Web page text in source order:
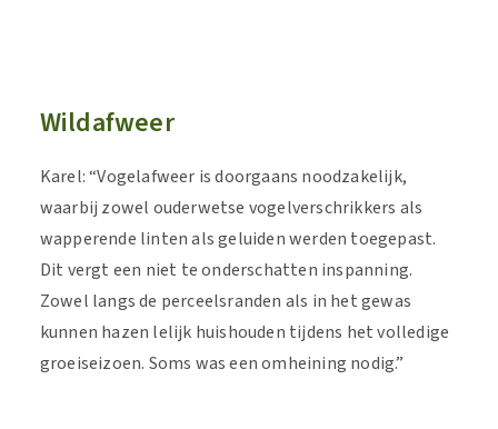
Wildafweer
Karel: “Vogelafweer is doorgaans noodzakelijk,
waarbij zowel ouderwetse vogelverschrikkers als
wapperende linten als geluiden werden toegepast.
Dit vergt een niet te onderschatten inspanning.
Zowel langs de perceelsranden als in het gewas
kunnen hazen lelijk huishouden tijdens het volledige
groeiseizoen. Soms was een omheining nodig.”